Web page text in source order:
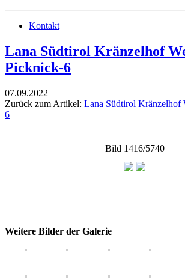
Kontakt
Lana Südtirol Kränzelhof
Picknick-6
07.09.2022
Zurück zum Artikel: Lana Südtirol Kränzelhof
6
Bild 1416/5740
Weitere Bilder der Galerie